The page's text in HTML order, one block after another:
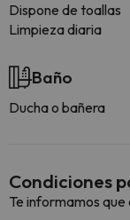
Dispone de toallas
Limpieza diaria
Baño
Ducha o bañera
Condiciones
Te informamos